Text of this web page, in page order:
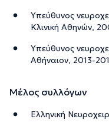
Υπεύθυνος
Κλινική Αθηνών,
Υπεύθυνος
Αθήναιον, 2013-
Μέλος συλλόγων
Ελληνική